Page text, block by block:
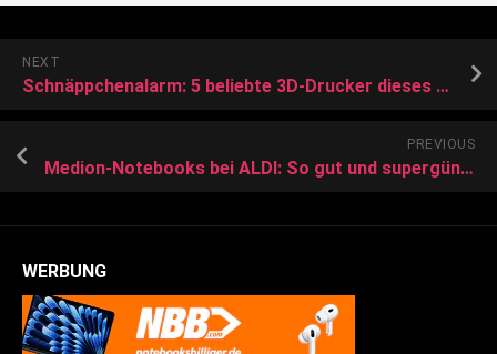
NEXT
Schnäppchenalarm: 5 beliebte 3D-Drucker dieses Wochenende stark reduziert
PREVIOUS
Medion-Notebooks bei ALDI: So gut und supergünstig sind diese Laptops
WERBUNG